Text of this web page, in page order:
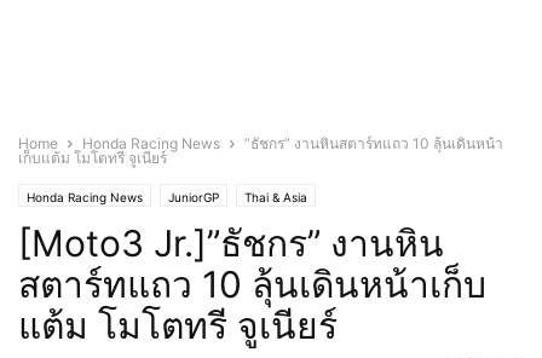
Home Honda Racing News
”ธัชกร” งานหินสตาร์ทแถว 10 ลุ้นเดินหน้า
เก็บแต้ม โมโตทรี จูเนียร์
Honda Racing News JuniorGP Thai & Asia
[Moto3 Jr.]”ธัชกร” งานหิน
สตาร์ทแถว 10 ลุ้นเดินหน้าเก็บ
แต้ม โมโตทรี จูเนียร์